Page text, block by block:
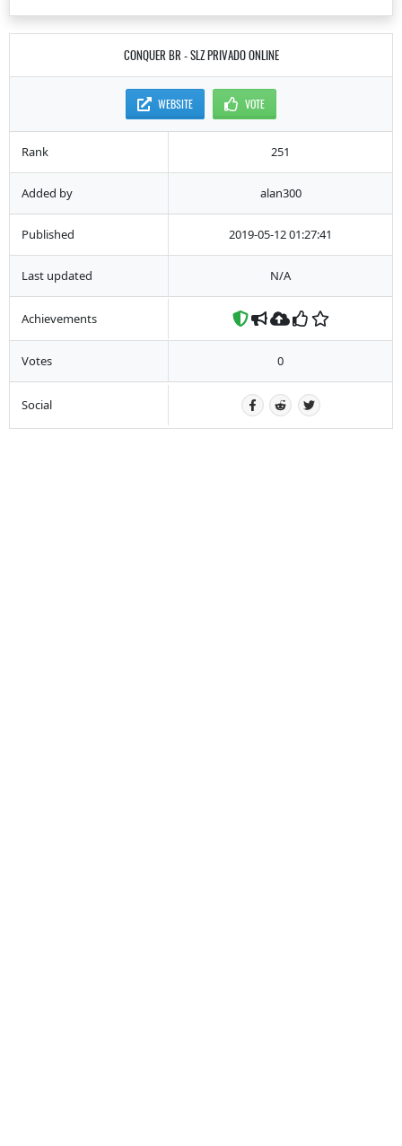
CONQUER BR - SLZ PRIVADO ONLINE
WEBSITE VOTE
Rank 251
Added by alan300
Published 2019-05-12 01:27:41
Last updated N/A
Achievements
Votes 0
Social